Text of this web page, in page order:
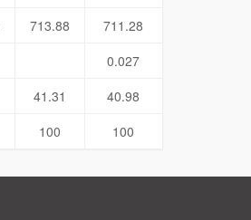
713.88
711.28
0.027
41.31
40.98
100 100